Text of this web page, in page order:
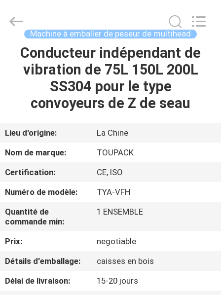
MAISON
PRODUITS
PROPOS
DE
NOUS
VISITE
D'USINE
CONTRÔLE
DE
QUALITÉ
EQUIPMENT
Reserved.
Machine à emballer de peseur de multihead
Conducteur indépendant de
vibration de 75L 150L 200L
SS304 pour le type
convoyeurs de Z de seau
Lieu d'origine:
La Chine
Nom de marque:
TOUPACK
Certification:
CE, ISO
Numéro de modèle:
TYA-VFH
Quantité de
commande min:
1 ENSEMBLE
Prix:
negotiable
Détails d'emballage:
caisses en bois
Délai de livraison:
15-20 jours